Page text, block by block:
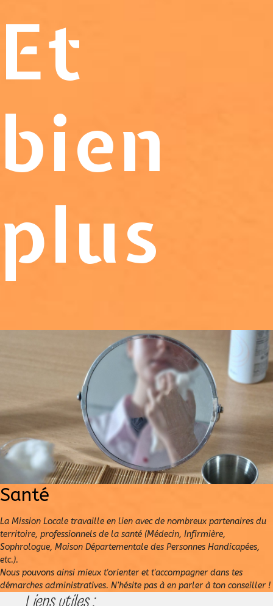
Et
bien
plus
Santé
La Mission Locale travaille en lien avec de nombreux partenaires du
territoire, professionnels de la santé (Médecin, Infirmière,
Sophrologue, Maison Départementale des Personnes Handicapées,
etc.).
Nous pouvons ainsi mieux t'orienter et t'accompagner dans tes
démarches administratives. N’hésite pas à en parler à ton conseiller !